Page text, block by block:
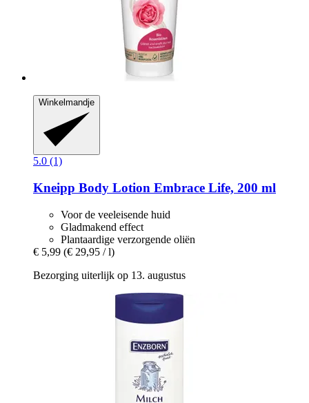
Winkelmandje
5.0 (1)
Kneipp Body Lotion Embrace Life, 200 ml
Voor de veeleisende huid
Gladmakend effect
Plantaardige verzorgende oliën
€ 5,99 (€ 29,95 / l)
Bezorging uiterlijk op 13. augustus